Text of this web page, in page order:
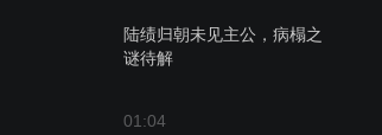
陆绩归朝未见主公，病榻之
谜待解
01:04